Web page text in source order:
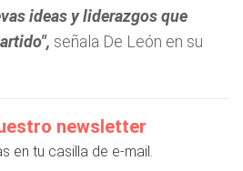
ideas y liderazgos que
señala De León en su
newsletter
en tu casilla de e-mail.